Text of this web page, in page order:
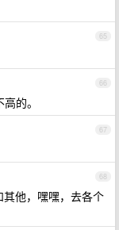
65
66
的。
67
68
他，嘿嘿，去各个